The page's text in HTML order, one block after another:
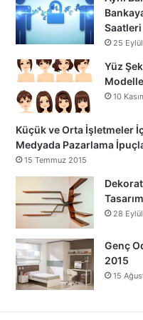
Saatleri
25
Yüz
10
Küçük ve Orta İşletmeler
Medyada Pazarlama
15 Temmuz 2015
28
Genç
2015
15